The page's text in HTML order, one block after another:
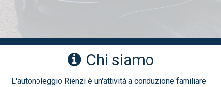
Chi siamo
L'autonoleggio Rienzi è un'attività a conduzione familiare